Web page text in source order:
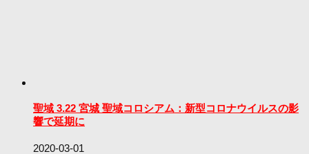
聖域 3.22 宮城 聖域コロシアム：新型コロナウイルスの影
響で延期に
2020-03-01